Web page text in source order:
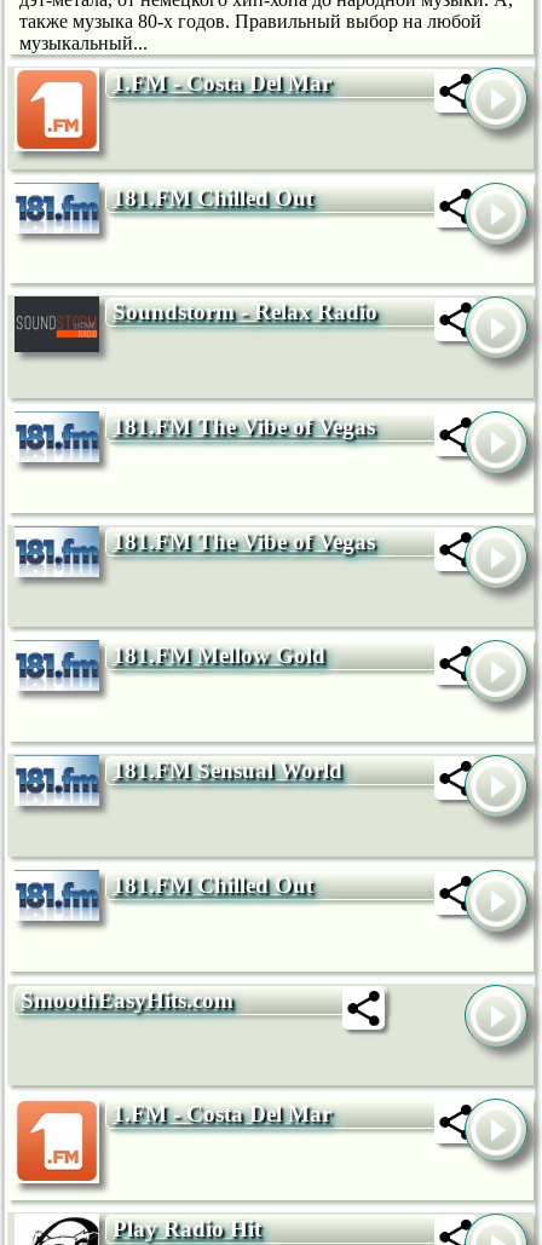
также музыка 80-х годов. Правильный выбор на любой
музыкальный...
1.FM - Costa Del Mar
181.FM Chilled Out
Soundstorm - Relax Radio
181.FM The Vibe of Vegas
181.FM The Vibe of Vegas
181.FM Mellow Gold
181.FM Sensual World
181.FM Chilled Out
SmoothEasyHits.com
1.FM - Costa Del Mar
Play Radio Hit